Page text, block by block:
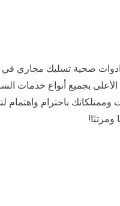
صحية تسليك مجاري في
بجميع أنواع خدمات
وممتلكاتك باحترام
ومرتبًا!